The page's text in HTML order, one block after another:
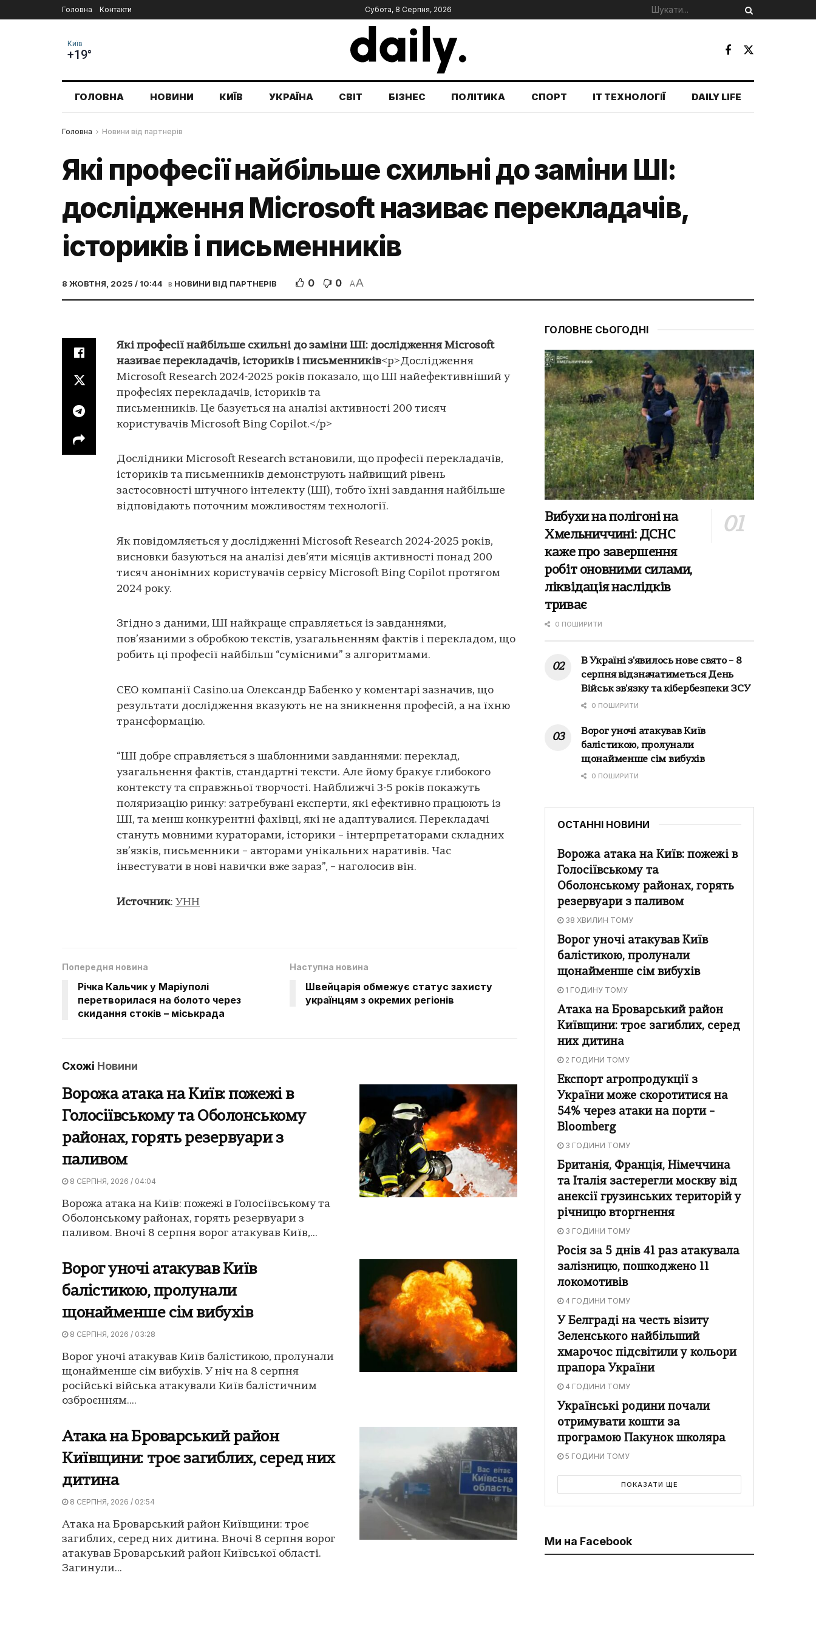
Головна Контакти Субота, 8 Серпня, 2026
Київ
+19°
ГОЛОВНА НОВИНИ КИЇВ УКРАЇНА СВІТ БІЗНЕС ПОЛІТИКА СПОРТ IT ТЕХНОЛОГІЇ DAILY LIFE
Головна Новини від партнерів
Які професії найбільше схильні до заміни ШІ:
дослідження Microsoft називає перекладачів,
істориків і письменників
8 ЖОВТНЯ, 2025 / 10:44 в НОВИНИ ВІД ПАРТНЕРІВ 0 0 AA
Які професії найбільше схильні до заміни ШІ: дослідження Microsoft
називає перекладачів, істориків і письменників<p>Дослідження
Microsoft Research 2024-2025 років показало, що ШІ найефективніший у
професіях перекладачів, істориків та
письменників. Це базується на аналізі активності 200 тисяч
користувачів Microsoft Bing Copilot.</p>
Дослідники Microsoft Research встановили, що професії перекладачів,
істориків та письменників демонструють найвищий рівень
застосовності штучного інтелекту (ШІ), тобто їхні завдання найбільше
відповідають поточним можливостям технології.
Як повідомляється у дослідженні Microsoft Research 2024-2025 років,
висновки базуються на аналізі дев’яти місяців активності понад 200
тисяч анонімних користувачів сервісу Microsoft Bing Copilot протягом
2024 року.
Згідно з даними, ШІ найкраще справляється із завданнями,
пов’язаними з обробкою текстів, узагальненням фактів і перекладом, що
робить ці професії найбільш “сумісними” з алгоритмами.
СЕО компанії Casino.ua Олександр Бабенко у коментарі зазначив, що
результати дослідження вказують не на зникнення професій, а на їхню
трансформацію.
“ШІ добре справляється з шаблонними завданнями: переклад,
узагальнення фактів, стандартні тексти. Але йому бракує глибокого
контексту та справжньої творчості. Найближчі 3-5 років покажуть
поляризацію ринку: затребувані експерти, які ефективно працюють із
ШІ, та менш конкурентні фахівці, які не адаптувалися. Перекладачі
стануть мовними кураторами, історики – інтерпретаторами складних
зв’язків, письменники – авторами унікальних наративів. Час
інвестувати в нові навички вже зараз”, – наголосив він.
Источник: УНН
Попередня новина
Річка Кальчик у Маріуполі
перетворилася на болото через
скидання стоків – міськрада
Наступна новина
Швейцарія обмежує статус захисту
українцям з окремих регіонів
Схожі Новини
Ворожа атака на Київ: пожежі в
Голосіївському та Оболонському
районах, горять резервуари з
паливом
8 СЕРПНЯ, 2026 / 04:04
Ворожа атака на Київ: пожежі в Голосіївському та
Оболонському районах, горять резервуари з
паливом. Вночі 8 серпня ворог атакував Київ,...
Ворог уночі атакував Київ
балістикою, пролунали
щонайменше сім вибухів
8 СЕРПНЯ, 2026 / 03:28
Ворог уночі атакував Київ балістикою, пролунали
щонайменше сім вибухів. У ніч на 8 серпня
російські війська атакували Київ балістичним
озброєнням....
Атака на Броварський район
Київщини: троє загиблих, серед них
дитина
8 СЕРПНЯ, 2026 / 02:54
Атака на Броварський район Київщини: троє
загиблих, серед них дитина. Вночі 8 серпня ворог
атакував Броварський район Київської області.
Загинули...
ГОЛОВНЕ СЬОГОДНІ
Вибухи на полігоні на
Хмельниччині: ДСНС
каже про завершення
робіт оновними силами,
ліквідація наслідків
триває
0 ПОШИРИТИ
В Україні з'явилось нове свято – 8
серпня відзначатиметься День
Військ зв'язку та кібербезпеки ЗСУ
0 ПОШИРИТИ
Ворог уночі атакував Київ
балістикою, пролунали
щонайменше сім вибухів
0 ПОШИРИТИ
ОСТАННІ НОВИНИ
Ворожа атака на Київ: пожежі в
Голосіївському та
Оболонському районах, горять
резервуари з паливом
38 ХВИЛИН ТОМУ
Ворог уночі атакував Київ
балістикою, пролунали
щонайменше сім вибухів
1 ГОДИНУ ТОМУ
Атака на Броварський район
Київщини: троє загиблих, серед
них дитина
2 ГОДИНИ ТОМУ
Експорт агропродукції з
України може скоротитися на
54% через атаки на порти –
Bloomberg
3 ГОДИНИ ТОМУ
Британія, Франція, Німеччина
та Італія застерегли москву від
анексії грузинських територій у
річницю вторгнення
3 ГОДИНИ ТОМУ
Росія за 5 днів 41 раз атакувала
залізницю, пошкоджено 11
локомотивів
4 ГОДИНИ ТОМУ
У Белграді на честь візиту
Зеленського найбільший
хмарочос підсвітили у кольори
прапора України
4 ГОДИНИ ТОМУ
Українські родини почали
отримувати кошти за
програмою Пакунок школяра
5 ГОДИНИ ТОМУ
ПОКАЗАТИ ЩЕ
Ми на Facebook